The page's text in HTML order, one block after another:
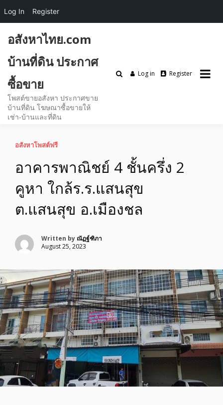
content
อสังหาไทย.com
บ้านที่ดิน ประกาศ
ซื้อขาย
โพสต์ขายอสังหา ประกาศขาย
บ้านที่ดิน โฆษณาซื้อขายให้
เช่า-บ้านและที่ดิน
Log in Register
อสังหาโพสต์ฟรี
อาคารพาณิชย์ 4 ชั้นครึ่ง 2
คูหา ใกล้ร.ร.แสนสุข
ต.แสนสุข อ.เมืองชล
Written by ณัฏฐ์ฑิภา
August 25, 2023
Log In Register